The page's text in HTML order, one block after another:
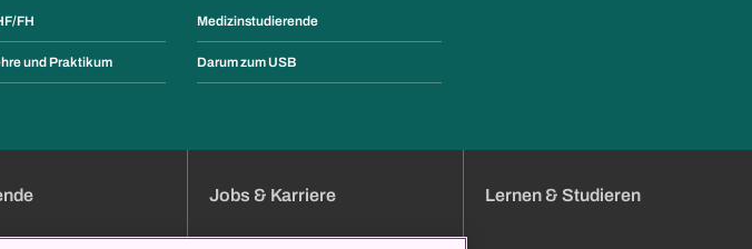
FH
und Praktikum
Medizinstudierende
Darum zum USB
Jobs & Karriere Lernen & Studieren